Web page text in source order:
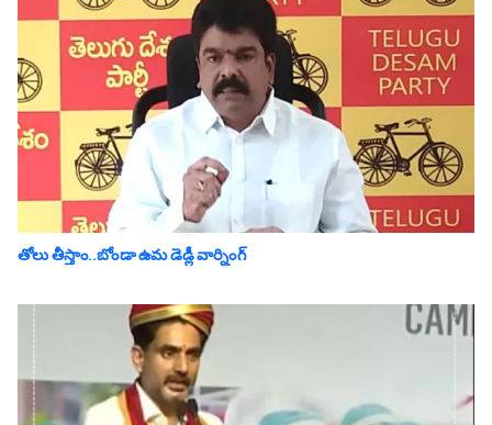
తోలు తీస్తాం..బోండా ఉమ డెడ్లీ వార్నింగ్